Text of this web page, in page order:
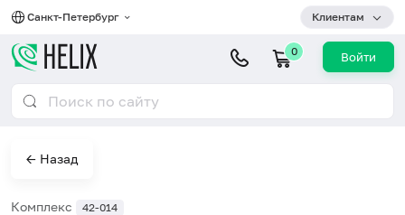
Санкт-Петербург Клиентам
0 Войти
← Назад
Комплекс 42-014